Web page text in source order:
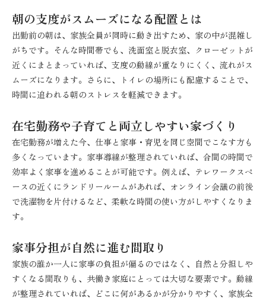
朝の支度がスムーズになる配置とは
出勤前の朝は、家族全員が同時に動き出すため、家の中が混雑し
がちです。そんな時間帯でも、洗面室と脱衣室、クローゼットが
近くにまとまっていれば、支度の動線が重なりにくく、流れがス
ムーズになります。さらに、トイレの場所にも配慮することで、
時間に追われる朝のストレスを軽減できます。
在宅勤務や子育てと両立しやすい家づくり
在宅勤務が増えた今、仕事と家事・育児を同じ空間でこなす方も
多くなっています。家事導線が整理されていれば、合間の時間で
効率よく家事を進めることが可能です。例えば、テレワークスペ
ースの近くにランドリールームがあれば、オンライン会議の前後
で洗濯物を片付けるなど、柔軟な時間の使い方がしやすくなりま
す。
家事分担が自然に進む間取り
家族の誰か一人に家事の負担が偏るのではなく、自然と分担しや
すくなる間取りも、共働き家庭にとっては大切な要素です。動線
が整理されていれば、どこに何があるかが分かりやすく、家族全